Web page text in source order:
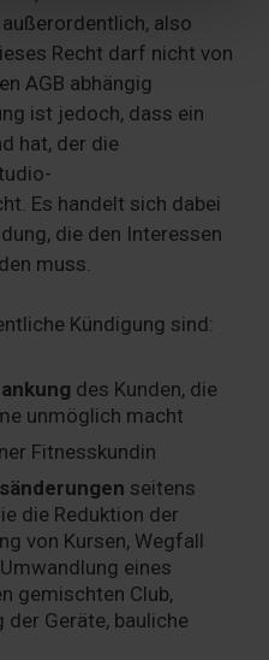
möglicherweise mit
Sie ihnen bereitgestellt
Ihrer Nutzung der Dienste
Einwilligung zu unseren
weiterhin nutzen.
also
Recht darf nicht von
AGB abhängig
ist jedoch, dass ein
hat, der die
Es handelt sich dabei
die den Interessen
muss.
Kündigung sind:
des Kunden, die
unmöglich macht
Fitnesskundin
seitens
die Reduktion der
von Kursen, Wegfall
eines
gemischten Club,
Geräte, bauliche